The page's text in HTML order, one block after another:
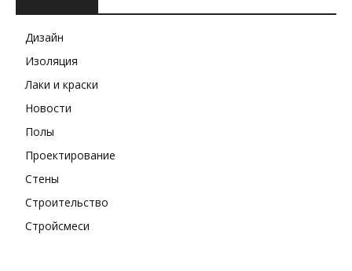
Дизайн
Изоляция
Лаки и краски
Новости
Полы
Проектирование
Стены
Строительство
Стройсмеси